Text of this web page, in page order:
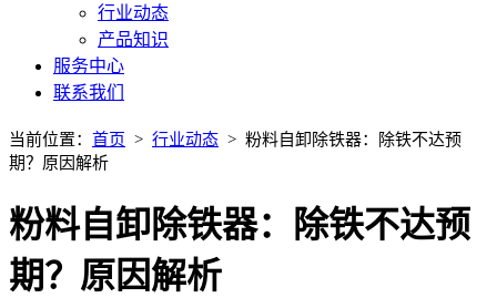
行业动态
产品知识
服务中心
联系我们
当前位置： 首页 > 行业动态 > 粉料自卸除铁器：除铁不达预
期？原因解析
粉料自卸除铁器：除铁不达预
期？原因解析